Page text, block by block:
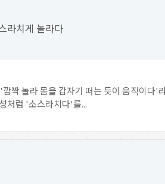
라치게 놀라다
짝 놀라 몸을 갑자기 떠는 듯이 움직이다'
처럼 '소스라치다'를...